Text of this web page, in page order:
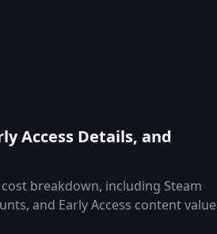
Access Details, and
breakdown, including Steam
and Early Access content value